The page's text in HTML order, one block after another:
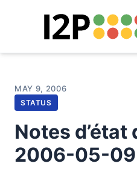
MAY 9, 2006
STATUS
Notes d’état
2006-05-09